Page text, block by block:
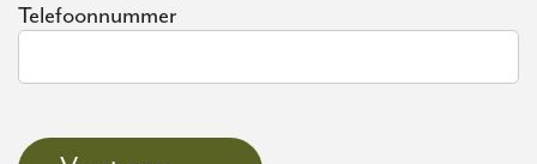
Telefoonnummer